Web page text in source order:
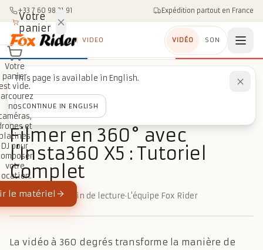
Aller au contenu
+33 7 60 98 21 91 Expédition partout en France
VIDEO VIDÉO SON
Accueil/Blog/ Caméras action & 360
/
CAMÉRAS ACTION & 360
Filmer en 360° avec
l’Insta360 X5 : Tutoriel
Complet
2 juillet 2026·5 min de lecture·L'équipe Fox Rider
La vidéo à 360 degrés transforme la manière de
Votre
panier
Votre
panier
vide.
nos
et
DJ pour
votre
le matériel
This page is available in English.
CONTINUE IN ENGLISH